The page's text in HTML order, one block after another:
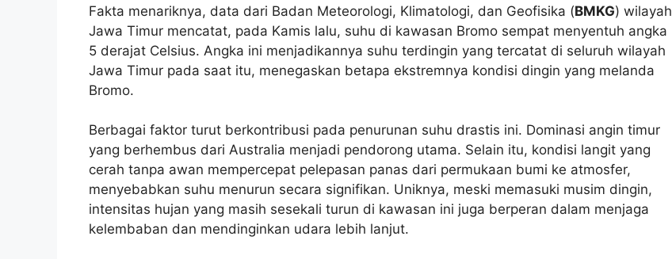
Fakta menariknya, data dari Badan Meteorologi, Klimatologi, dan Geofisika (BMKG) wilayah
Jawa Timur mencatat, pada Kamis lalu, suhu di kawasan Bromo sempat menyentuh angka
5 derajat Celsius. Angka ini menjadikannya suhu terdingin yang tercatat di seluruh wilayah
Jawa Timur pada saat itu, menegaskan betapa ekstremnya kondisi dingin yang melanda
Bromo.
Berbagai faktor turut berkontribusi pada penurunan suhu drastis ini. Dominasi angin timur
yang berhembus dari Australia menjadi pendorong utama. Selain itu, kondisi langit yang
cerah tanpa awan mempercepat pelepasan panas dari permukaan bumi ke atmosfer,
menyebabkan suhu menurun secara signifikan. Uniknya, meski memasuki musim dingin,
intensitas hujan yang masih sesekali turun di kawasan ini juga berperan dalam menjaga
kelembaban dan mendinginkan udara lebih lanjut.